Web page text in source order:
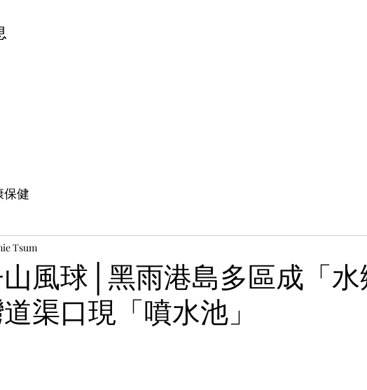
保健
風球│黑雨港島多區成「
渠口現「噴水池」
Tsum